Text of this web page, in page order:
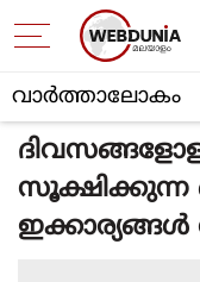
വാര്‍ത്താലോകം
സൂക്ഷിക്കുന്ന